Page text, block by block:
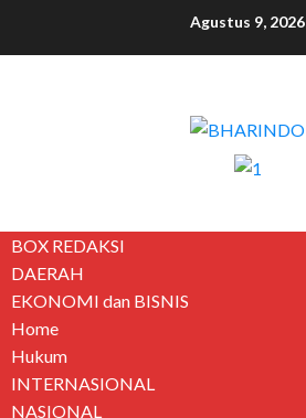
Agustus 9, 2026
BOX REDAKSI
DAERAH
EKONOMI dan BISNIS
Home
Hukum
INTERNASIONAL
NASIONAL